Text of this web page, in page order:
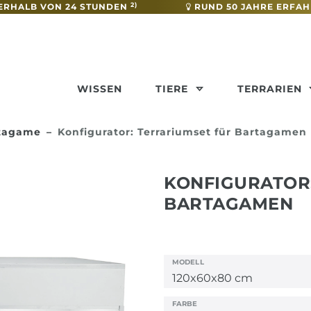
VON 24 STUNDEN 2) RUND 50 JAHRE
WISSEN TIERE TERRARIEN
Konfigurator: Terrariumset für Bartagamen
BARTAGAMEN
MODELL
FARBE